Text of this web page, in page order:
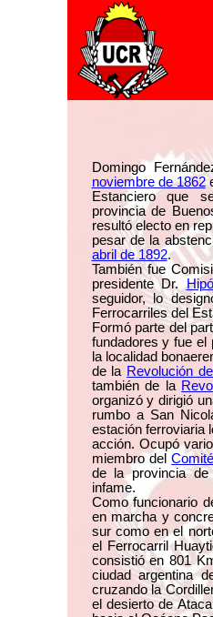
Domingo
noviembre de 1862
Estanciero que
provincia de
resultó electo en
pesar de la
abril de 1892.
También fue
presidente Dr.
seguidor, lo
Ferrocarriles del
Formó parte del
fundadores y fue el
la localidad
de la Revolución
también de la
organizó y dirigió
rumbo a San
estación ferroviaria
acción. Ocupó
miembro del
de la provincia
infame.
Como funcionario
en marcha y
sur como en el
el Ferrocarril
consistió en 801
ciudad argentina
cruzando la
el desierto de